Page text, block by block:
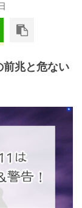
前兆と危ない